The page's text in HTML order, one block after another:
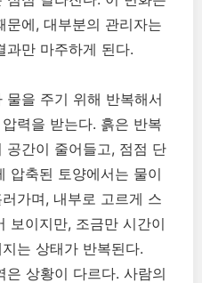
에, 대부분의 관리자는
과만 마주하게 된다.
을 주기 위해 반복해서
력을 받는다. 흙은 반복
공간이 줄어들고, 점점 단
압축된 토양에서는 물이
가며, 내부로 고르게 스
보이지만, 조금만 시간이
는 상태가 반복된다.
상황이 다르다. 사람의